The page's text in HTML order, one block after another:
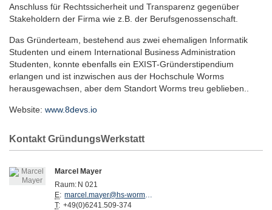
Anschluss für Rechtssicherheit und Transparenz gegenüber
Stakeholdern der Firma wie z.B. der Berufsgenossenschaft.
Das Gründerteam, bestehend aus zwei ehemaligen Informatik
Studenten und einem International Business Administration
Studenten, konnte ebenfalls ein EXIST-Gründerstipendium
erlangen und ist inzwischen aus der Hochschule Worms
herausgewachsen, aber dem Standort Worms treu geblieben..
Website: www.8devs.io
Kontakt GründungsWerkstatt
Marcel Mayer
Raum: N 021
E:
marcel.mayer@hs-worms.de
T: +49(0)6241.509-374